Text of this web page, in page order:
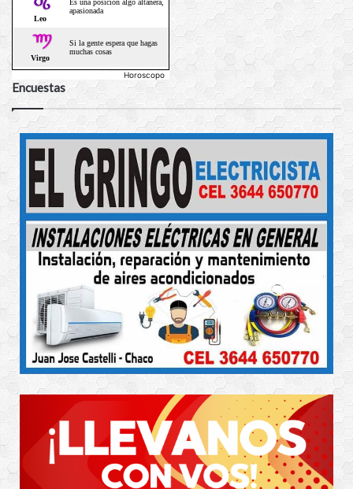
Horoscopo
Encuestas